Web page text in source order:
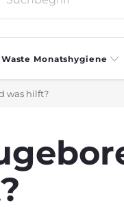
Monatshygiene
was hilft?